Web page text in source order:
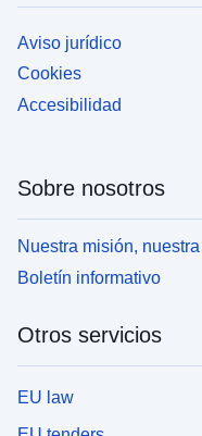
Aviso jurídico
Cookies
Accesibilidad
Sobre nosotros
Nuestra misión,
Boletín informativo
Otros servicios
EU law